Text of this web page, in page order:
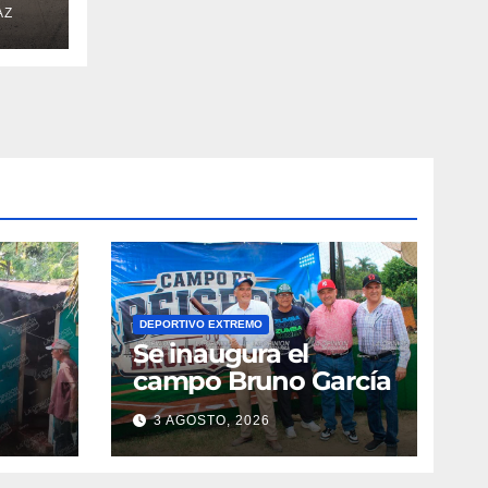
DEPORTIVO EXTREMO
Se inaugura el
campo Bruno García
3 AGOSTO, 2026